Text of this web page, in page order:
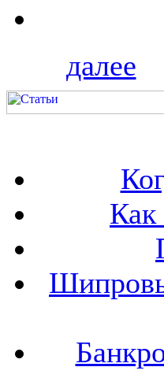
далее